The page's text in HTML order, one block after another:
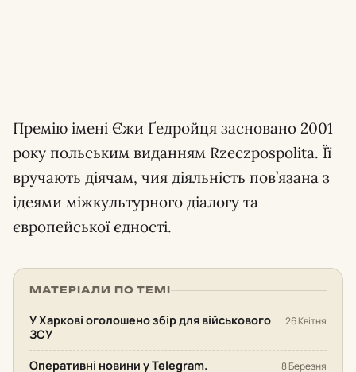
Премію імені Єжи Ґедройця засновано 2001
року польським виданням Rzeczpospolita. Її
вручають діячам, чия діяльність пов’язана з
ідеями міжкультурного діалогу та
європейської єдності.
МАТЕРІАЛИ ПО ТЕМІ
У Харкові оголошено збір для військового
ЗСУ
26 Квітня
Оперативні новини у Telegram. 8 Березня